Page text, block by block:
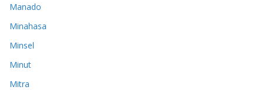
Manado
Minahasa
Minsel
Minut
Mitra